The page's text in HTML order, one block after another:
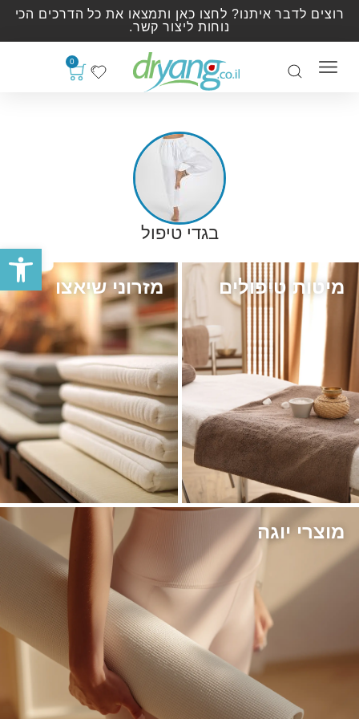
פתח
רוצים לדבר איתנו? לחצו כאן ותמצאו את כל הדרכים הכי
נוחות ליצור קשר.
0
בגדי טיפול
מיטות טיפולים מזרוני שיאצו
מוצרי יוגה